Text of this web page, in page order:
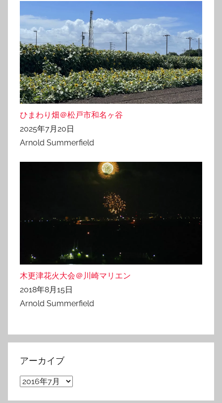
ひまわり畑＠松戸市和名ヶ谷
2025年7月20日
Arnold Summerfield
木更津花火大会＠川崎マリエン
2018年8月15日
Arnold Summerfield
アーカイブ
ア